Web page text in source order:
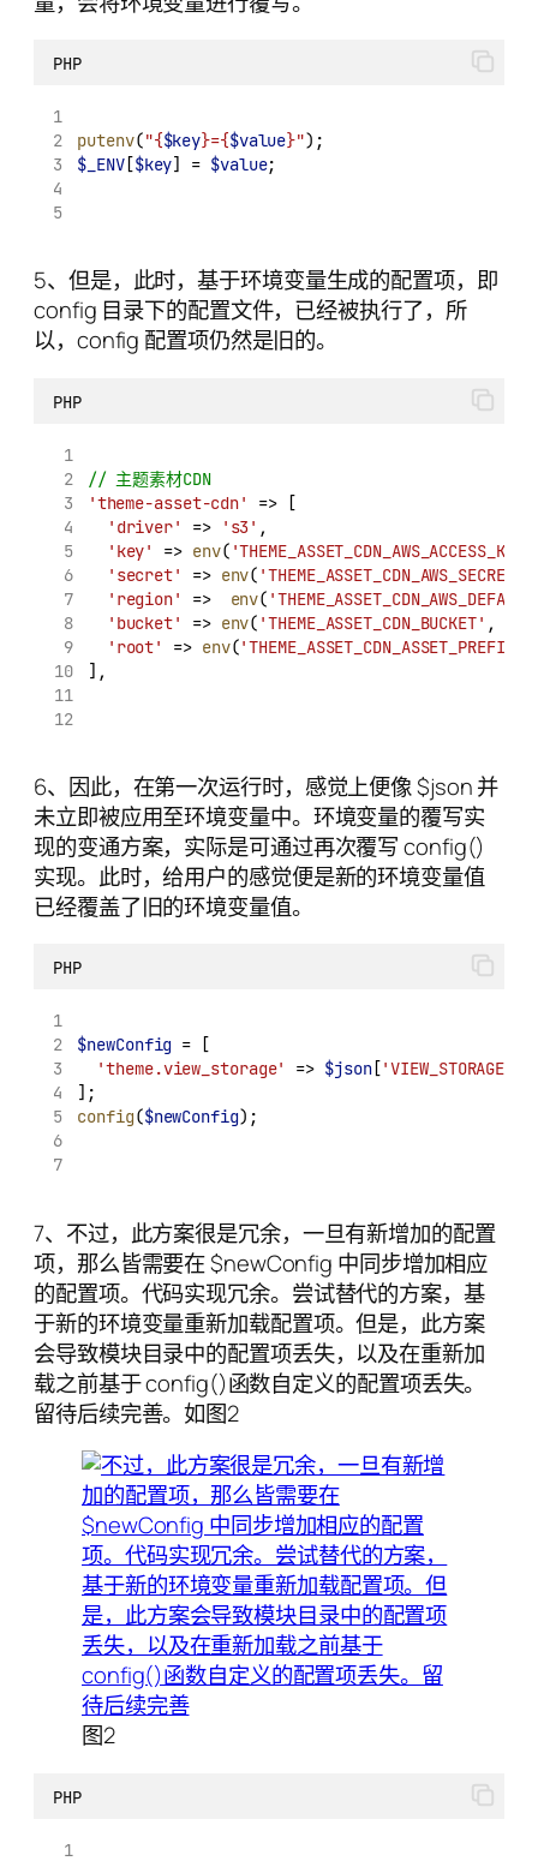
PHP
putenv("{$key}={$value}");
$_ENV[$key] = $value;
5、但是，此时，基于环境变量生成的配置项，即
config 目录下的配置文件，已经被执行了，所
以，config 配置项仍然是旧的。
PHP
// 主题素材CDN
'theme-asset-cdn'
=> [
'driver'
=> 's3' ,
'key'
=> env(
'secret'
=> env(
'region'
=> env(
'bucket'
=> env( 'THEME_ASSET_CDN_BUCKET' ,
'root'
=> env('THEME_ASSET_CDN_ASSET_PREFIX'
],
6、因此，在第一次运行时，感觉上便像 $json 并
未立即被应用至环境变量中。环境变量的覆写实
现的变通方案，实际是可通过再次覆写 config()
实现。此时，给用户的感觉便是新的环境变量值
已经覆盖了旧的环境变量值。
PHP
$newConfig = [
'theme.view_storage'
=> $json[ 'VIEW_STORAGE'
];
config($newConfig);
7、不过，此方案很是冗余，一旦有新增加的配置
项，那么皆需要在 $newConfig 中同步增加相应
的配置项。代码实现冗余。尝试替代的方案，基
于新的环境变量重新加载配置项。但是，此方案
会导致模块目录中的配置项丢失，以及在重新加
载之前基于 config()函数自定义的配置项丢失。
留待后续完善。如图2
图2
PHP